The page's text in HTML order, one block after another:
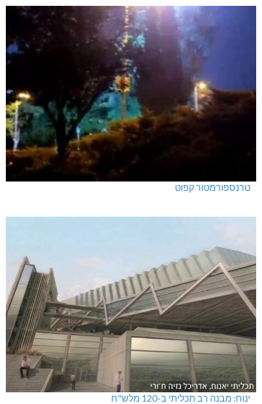
טרנספורמטור קפוט
ינוח: מבנה רב תכליתי ב-120 מלש"ח